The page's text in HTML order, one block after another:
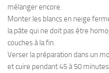
mélanger encore.
Monter les blancs en neige
la pâte qui ne doit pas être
couches à la fin.
Verser la préparation dans un
et cuire pendant 45 à 50